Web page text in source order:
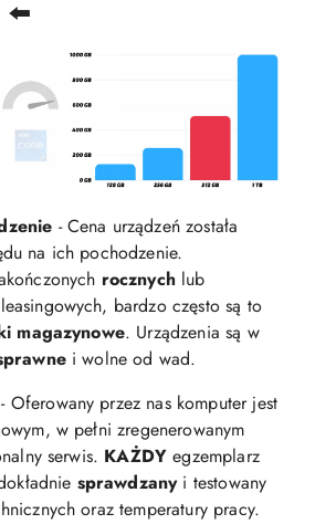
⬅️
- Cena urządzeń została
na ich pochodzenie.
rocznychlub
bardzo często są to
magazynowe. Urządzenia są w
i wolne od wad.
- Oferowany przez nas komputer jest
w pełni zregenerowanym
serwis. KAŻDY egzemplarz
sprawdzanyi testowany
oraz temperatury pracy.